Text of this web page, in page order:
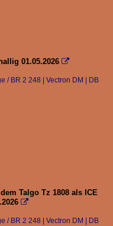
01.05.2026 
/ BR 2 248 | Vectron DM | DB
Talgo Tz 1808 als ICE

/ BR 2 248 | Vectron DM | DB